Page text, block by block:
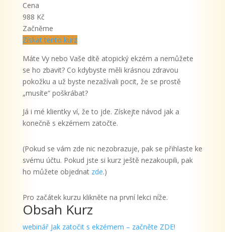
Cena
988 Kč
Začněme
Získat tento kurz
Máte Vy nebo Vaše dítě atopický ekzém a nemůžete
se ho zbavit? Co kdybyste měli krásnou zdravou
pokožku a už byste nezažívali pocit, že se prostě
„musíte“ poškrábat?
Já i mé klientky ví, že to jde. Získejte návod jak a
konečně s ekzémem zatočte.
(Pokud se vám zde nic nezobrazuje, pak se přihlaste ke
svému účtu. Pokud jste si kurz ještě nezakoupili, pak
ho můžete objednat zde.)
Pro začátek kurzu klikněte na první lekci níže.
Obsah Kurz
webinář Jak zatočit s ekzémem – začněte ZDE!